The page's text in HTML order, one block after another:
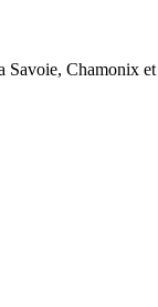
Chamonix